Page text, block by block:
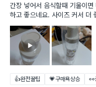
간장 넣어서 음식할때 기울이
하고 좋으네요. 사이즈 커서 더
👍완전꿀팁 💗구매욕상승 👀